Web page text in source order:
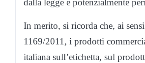
dalla legge e potenzialmente
In merito, si ricorda che, ai
1169/2011, i prodotti
italiana sull’etichetta, sul